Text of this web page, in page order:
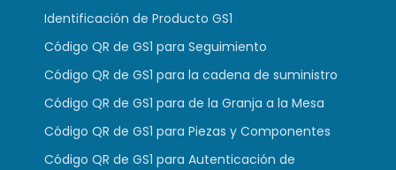
Identificación de Producto GS1
Código QR de GS1 para Seguimiento
Código QR de GS1 para la cadena de suministro
Código QR de GS1 para de la Granja a la Mesa
Código QR de GS1 para Piezas y Componentes
Código QR de GS1 para Autenticación de